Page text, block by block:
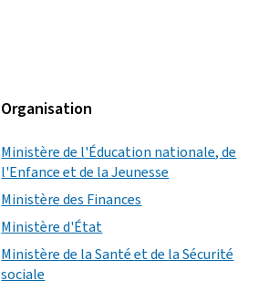
Organisation
Ministère de l'Éducation nationale, de
l'Enfance et de la Jeunesse
Ministère des Finances
Ministère d'État
Ministère de la Santé et de la Sécurité
sociale